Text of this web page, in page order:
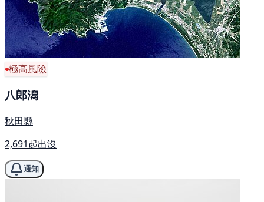
極高風險
八郎潟
秋田縣
2,691起出沒
通知